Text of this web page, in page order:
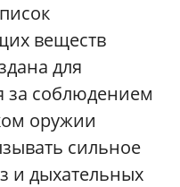
веществ
для
за соблюдением
оружии
сильное
и дыхательных